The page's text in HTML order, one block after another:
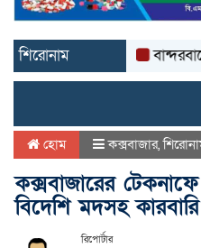
শিরোনাম বান্দরবানে
হোম কক্সবাজার,
কক্সবাজারের
বিদেশি মদসহ
রিপোর্টার